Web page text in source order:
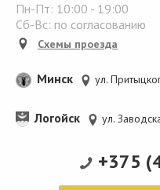
Пн-Пт: 10:00 - 19:00
Сб-Вс: по согласованию
Схемы проезда
Минск ул.
Логойск ул.
+375